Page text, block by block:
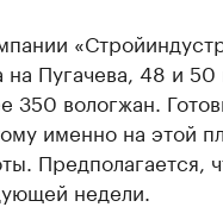
на Пугачева, 48 и 50
350 вологжан.
именно на этой
Предполагается,
недели.